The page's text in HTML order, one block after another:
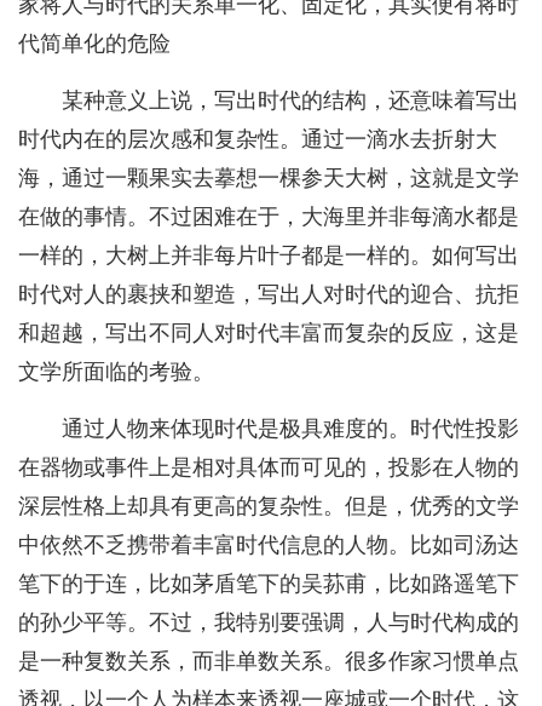
家将人与时代的关系单一化、固定化，其实便有将时
代简单化的危险
某种意义上说，写出时代的结构，还意味着写出
时代内在的层次感和复杂性。通过一滴水去折射大
海，通过一颗果实去摹想一棵参天大树，这就是文学
在做的事情。不过困难在于，大海里并非每滴水都是
一样的，大树上并非每片叶子都是一样的。如何写出
时代对人的裹挟和塑造，写出人对时代的迎合、抗拒
和超越，写出不同人对时代丰富而复杂的反应，这是
文学所面临的考验。
通过人物来体现时代是极具难度的。时代性投影
在器物或事件上是相对具体而可见的，投影在人物的
深层性格上却具有更高的复杂性。但是，优秀的文学
中依然不乏携带着丰富时代信息的人物。比如司汤达
笔下的于连，比如茅盾笔下的吴荪甫，比如路遥笔下
的孙少平等。不过，我特别要强调，人与时代构成的
是一种复数关系，而非单数关系。很多作家习惯单点
透视，以一个人为样本来透视一座城或一个时代，这